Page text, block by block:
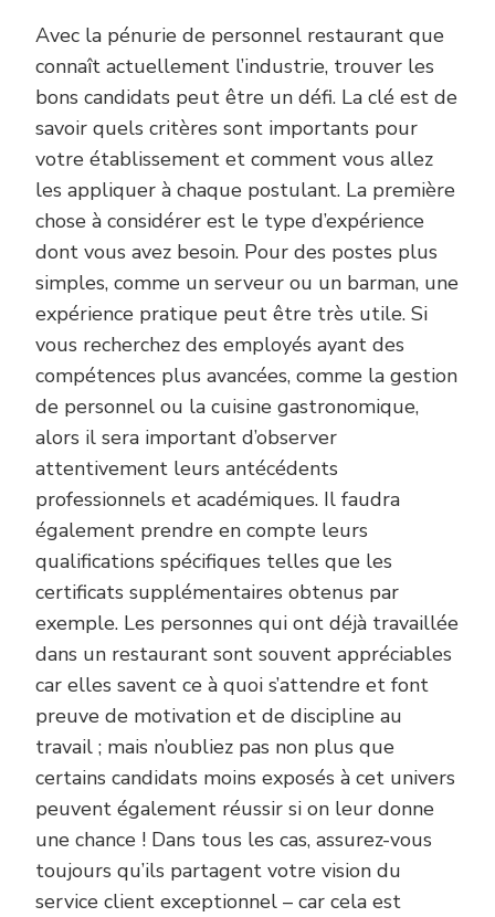
Avec la pénurie de personnel restaurant que
connaît actuellement l’industrie, trouver les
bons candidats peut être un défi. La clé est de
savoir quels critères sont importants pour
votre établissement et comment vous allez
les appliquer à chaque postulant. La première
chose à considérer est le type d’expérience
dont vous avez besoin. Pour des postes plus
simples, comme un serveur ou un barman, une
expérience pratique peut être très utile. Si
vous recherchez des employés ayant des
compétences plus avancées, comme la gestion
de personnel ou la cuisine gastronomique,
alors il sera important d’observer
attentivement leurs antécédents
professionnels et académiques. Il faudra
également prendre en compte leurs
qualifications spécifiques telles que les
certificats supplémentaires obtenus par
exemple. Les personnes qui ont déjà travaillée
dans un restaurant sont souvent appréciables
car elles savent ce à quoi s’attendre et font
preuve de motivation et de discipline au
travail ; mais n’oubliez pas non plus que
certains candidats moins exposés à cet univers
peuvent également réussir si on leur donne
une chance ! Dans tous les cas, assurez-vous
toujours qu’ils partagent votre vision du
service client exceptionnel – car cela est